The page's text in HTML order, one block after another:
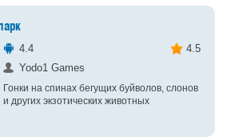
4.4
4.5
Yodo1 Games
Гонки на спинах бегущих буйволов, слонов
и других экзотических животных